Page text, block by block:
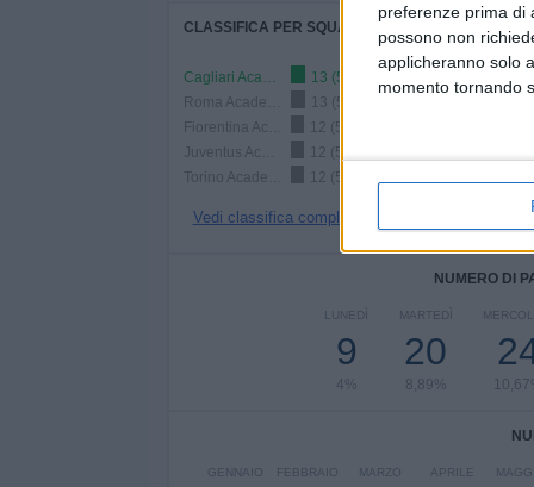
preferenze prima di
possono non
applicheranno solo
momento tornando
CLASSIFICA PER SQUADRE
Cagliari Academy
13 (5,78%)
13 (5,78%)
12 (5,33%)
12 (5,33%)
12 (5,33%)
Vedi classifica completa
NUMERO DI
LUNEDÌ
9
4%
MARTEDÌ
20
8,89%
GENNAIO FEBBRAIO MARZO APRILE